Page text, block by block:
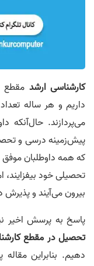
کارشناسی ارشد مقطع
داریم و هر ساله
می‌پردازند. حال‌آنکه
پیش‌زمینه درسی و
که همه داوطلبان
تحصیلی خود بیفزایند،
بیرون می‌آیند و پذیرش
پاسخ به پرسش اخیر
تحصیل در مقطع
دهیم. بنابراین